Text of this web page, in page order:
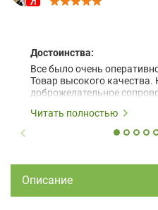
Достоинства:
Все было очень
Товар высокого качества.
доброжелательное
Читать полностью
Описание